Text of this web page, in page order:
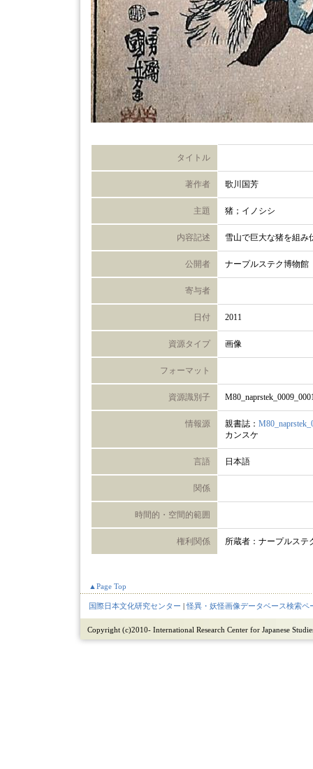
タイトル
著作者 歌川国芳
主題 猪；イノシシ
内容記述 雪山で巨大な猪を組み
公開者 ナープルステク博物館
寄与者
日付 2011
資源タイプ 画像
フォーマット
資源識別子
情報源 親書誌：
カンスケ
言語 日本語
関係
時間的・空間的範囲
権利関係 所蔵者：ナープルステ
▲Page Top
国際日本文化研究センター |怪異・妖怪画像データベース検索ペ
Copyright (c)2010- International Research Center for Japanese